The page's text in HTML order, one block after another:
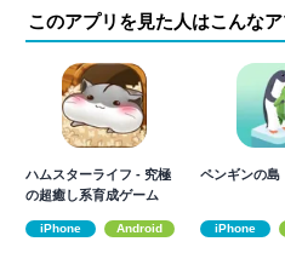
このアプリを見た人はこんな
ハムスターライフ - 究極
の超癒し系育成ゲーム
iPhone Android
ペンギンの島
iPhone